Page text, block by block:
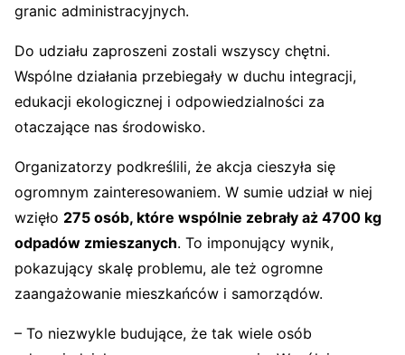
granic administracyjnych.
Do udziału zaproszeni zostali wszyscy chętni.
Wspólne działania przebiegały w duchu integracji,
edukacji ekologicznej i odpowiedzialności za
otaczające nas środowisko.
Organizatorzy podkreślili, że akcja cieszyła się
ogromnym zainteresowaniem. W sumie udział w niej
wzięło 275 osób, które wspólnie zebrały aż 4700 kg
odpadów zmieszanych. To imponujący wynik,
pokazujący skalę problemu, ale też ogromne
zaangażowanie mieszkańców i samorządów.
– To niezwykle budujące, że tak wiele osób